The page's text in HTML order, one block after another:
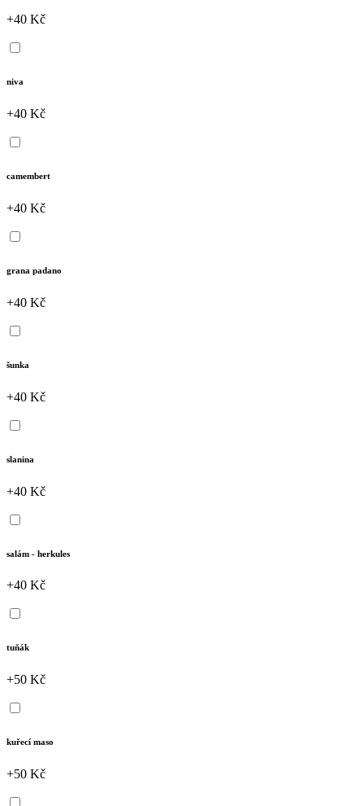
+40 Kč
niva
+40 Kč
camembert
+40 Kč
grana padano
+40 Kč
šunka
+40 Kč
slanina
+40 Kč
salám - herkules
+40 Kč
tuňák
+50 Kč
kuřecí maso
+50 Kč